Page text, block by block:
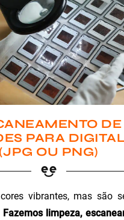
DE
PARA DIGITAL
(JPG OU PNG)
vibrantes, mas são
Fazemos limpeza,